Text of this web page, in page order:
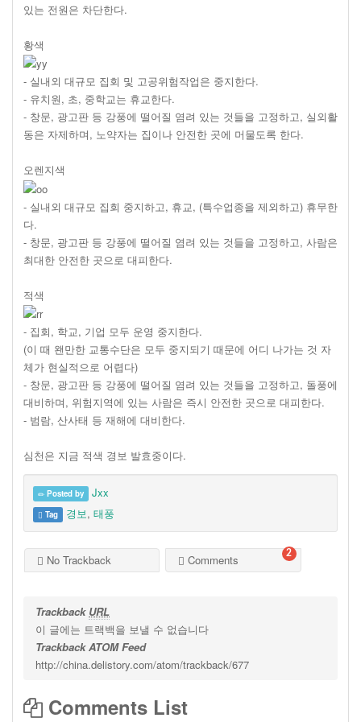
있는 전원은 차단한다.
황색
- 실내외 대규모 집회 및 고공위험작업은 중지한다.
- 유치원, 초, 중학교는 휴교한다.
- 창문, 광고판 등 강풍에 떨어질 염려 있는 것들을 고정하고, 실외활
동은 자제하며, 노약자는 집이나 안전한 곳에 머물도록 한다.
오렌지색
- 실내외 대규모 집회 중지하고, 휴교, (특수업종을 제외하고) 휴무한
다.
- 창문, 광고판 등 강풍에 떨어질 염려 있는 것들을 고정하고, 사람은
최대한 안전한 곳으로 대피한다.
적색
- 집회, 학교, 기업 모두 운영 중지한다.
(이 때 왠만한 교통수단은 모두 중지되기 때문에 어디 나가는 것 자
체가 현실적으로 어렵다)
- 창문, 광고판 등 강풍에 떨어질 염려 있는 것들을 고정하고, 돌풍에
대비하며, 위험지역에 있는 사람은 즉시 안전한 곳으로 대피한다.
- 범람, 산사태 등 재해에 대비한다.
심천은 지금 적색 경보 발효중이다.
Posted by Jxx
Tag 경보, 태풍
No Trackback Comments 2
Trackback URL
이 글에는 트랙백을 보낼 수 없습니다
Trackback ATOM Feed
http://china.delistory.com/atom/trackback/677
Comments List